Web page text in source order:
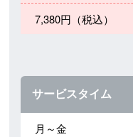
7,380円（税込）
サービスタイム
月～金